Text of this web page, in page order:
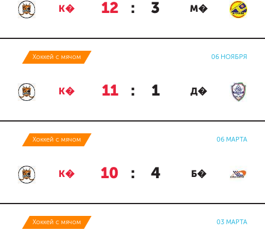
К� 12 : 3 М�
Хоккей с мячом 06 НОЯБРЯ
К� 11 : 1 Д�
Хоккей с мячом 06 МАРТА
К� 10 : 4 Б�
Хоккей с мячом 03 МАРТА